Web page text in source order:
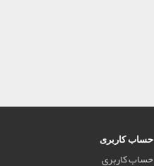
حساب کاربری
حساب کاربری